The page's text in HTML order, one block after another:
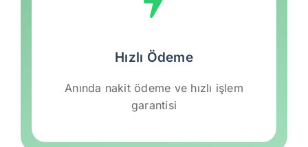
Hızlı Ödeme
Anında nakit ödeme ve hızlı işlem
garantisi